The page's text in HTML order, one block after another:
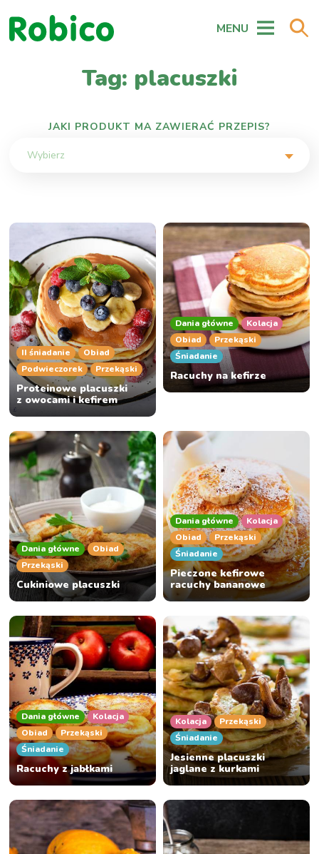
MENU
Tag: placuszki
JAKI PRODUKT MA ZAWIERAĆ PRZEPIS?
Wybierz
II śniadanie
Obiad
Podwieczorek
Przekąski
Proteinowe placuszki
z owocami i kefirem
Dania główne
Kolacja
Obiad
Przekąski
Śniadanie
Racuchy na kefirze
Dania główne
Obiad
Przekąski
Cukiniowe placuszki
Dania główne
Kolacja
Obiad
Przekąski
Śniadanie
Pieczone kefirowe
racuchy bananowe
Dania główne
Kolacja
Obiad
Przekąski
Śniadanie
Racuchy z jabłkami
Kolacja
Przekąski
Śniadanie
Jesienne placuszki
jaglane z kurkami